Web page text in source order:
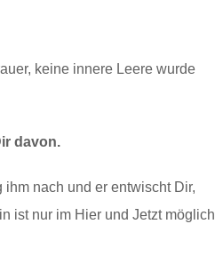
keine innere Leere wurde
davon.
nach und er entwischt Dir,
ist nur im Hier und Jetzt möglich